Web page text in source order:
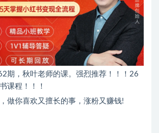
期，秋叶老师的课。强烈推荐！！！26
课程！！！
做你喜欢又擅长的事，涨粉又赚钱!